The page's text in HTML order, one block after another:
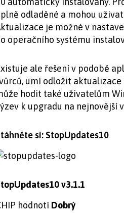
odladěné a mohou
je možné v
operačního systému
ale řešení v podobě
umí odložit aktualizace
hodit také uživatelům
k upgradu na nejnovější
si: StopUpdates10
v3.1.1
hodnotí Dobrý